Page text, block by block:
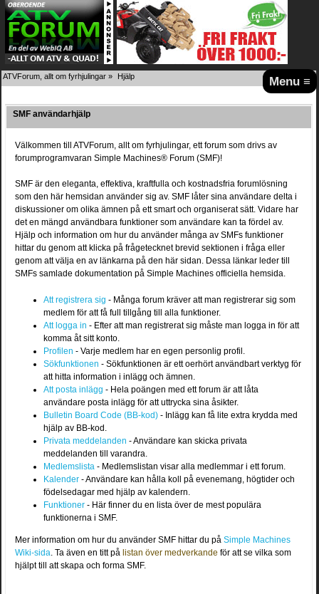
Menu ≡
ATVForum, allt om fyrhjulingar » Hjälp
SMF användarhjälp
Välkommen till ATVForum, allt om fyrhjulingar, ett forum som drivs av
forumprogramvaran Simple Machines® Forum (SMF)!
SMF är den eleganta, effektiva, kraftfulla och kostnadsfria forumlösning
som den här hemsidan använder sig av. SMF låter sina användare delta i
diskussioner om olika ämnen på ett smart och organiserat sätt. Vidare har
det en mängd användbara funktioner som användare kan ta fördel av.
Hjälp och information om hur du använder många av SMFs funktioner
hittar du genom att klicka på frågetecknet brevid sektionen i fråga eller
genom att välja en av länkarna på den här sidan. Dessa länkar leder till
SMFs samlade dokumentation på Simple Machines officiella hemsida.
Att registrera sig - Många forum kräver att man registrerar sig som
medlem för att få full tillgång till alla funktioner.
Att logga in - Efter att man registrerat sig måste man logga in för att
komma åt sitt konto.
Profilen - Varje medlem har en egen personlig profil.
Sökfunktionen - Sökfunktionen är ett oerhört användbart verktyg för
att hitta information i inlägg och ämnen.
Att posta inlägg - Hela poängen med ett forum är att låta
användare posta inlägg för att uttrycka sina åsikter.
Bulletin Board Code (BB-kod) - Inlägg kan få lite extra krydda med
hjälp av BB-kod.
Privata meddelanden - Användare kan skicka privata
meddelanden till varandra.
Medlemslista - Medlemslistan visar alla medlemmar i ett forum.
Kalender - Användare kan hålla koll på evenemang, högtider och
födelsedagar med hjälp av kalendern.
Funktioner - Här finner du en lista över de mest populära
funktionerna i SMF.
Mer information om hur du använder SMF hittar du påSimple Machines
Wiki-sida . Ta även en titt pålistan över medverkande för att se vilka som
hjälpt till att skapa och forma SMF.